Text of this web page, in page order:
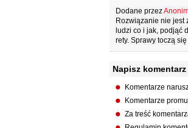
Dodane przez
Rozwiązanie nie jest
ludzi co i jak, podjąć
rety. Sprawy toczą
Napisz komentarz
Komentarze
Komentarze
Za treść